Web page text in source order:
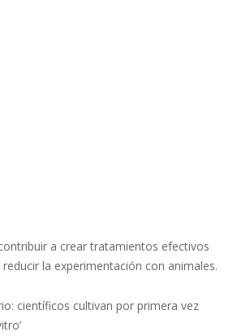
a crear tratamientos efectivos
la experimentación con animales.
científicos cultivan por primera vez